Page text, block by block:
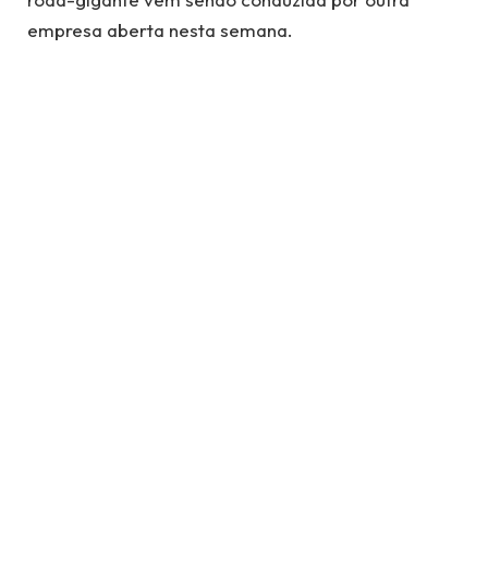
empresa aberta nesta semana.